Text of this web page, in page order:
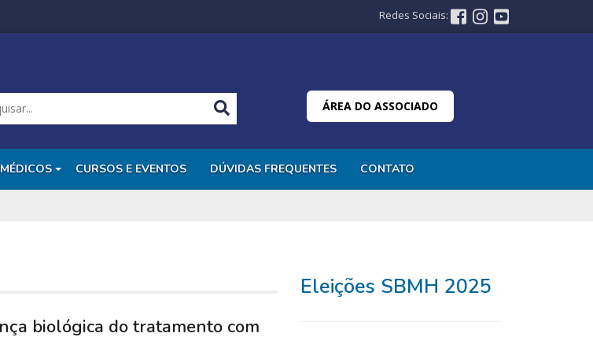
Redes Sociais:
ÁREA DO ASSOCIADO
CURSOS E EVENTOS DÚVIDAS FREQUENTES CONTATO
biológica do tratamento com
Eleições SBMH 2025